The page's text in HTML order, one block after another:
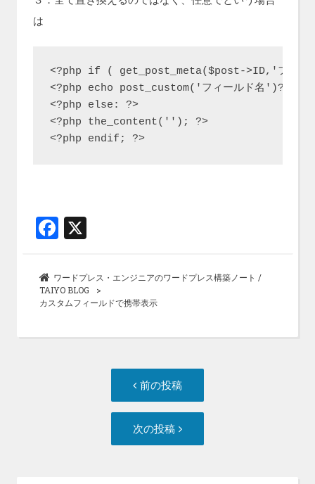
は
<?php if ( get_post_meta($post->ID,'フィー
<?php echo post_custom('フィールド名')?>
<?php else: ?>
<?php the_content(''); ?>
<?php endif; ?>
F
ce
b
o
o
X
ワードプレス・エンジニアのワードプレス構築ノート /
TAIYO BLOG
カスタムフィールドで携帯表示
前の投稿
の
稿:
次の投稿
の